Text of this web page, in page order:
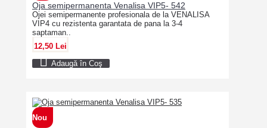
Oja semipermanenta Venalisa VIP5- 542
Ojei semipermanente profesionala de la VENALISA
VIP4 cu rezistenta garantata de pana la 3-4
saptaman..
12,50 Lei
Adaugă în Coş
Nou